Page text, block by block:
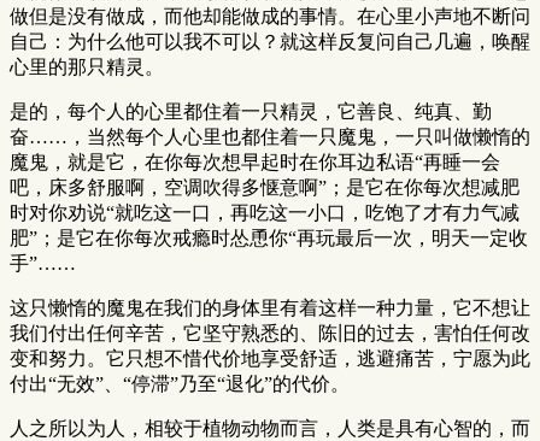
做但是没有做成，而他却能做成的事情。在心里小声地不断问
自己：为什么他可以我不可以？就这样反复问自己几遍，唤醒
心里的那只精灵。
是的，每个人的心里都住着一只精灵，它善良、纯真、勤
奋……，当然每个人心里也都住着一只魔鬼，一只叫做懒惰的
魔鬼，就是它，在你每次想早起时在你耳边私语“再睡一会
吧，床多舒服啊，空调吹得多惬意啊”；是它在你每次想减肥
时对你劝说“就吃这一口，再吃这一小口，吃饱了才有力气减
肥”；是它在你每次戒瘾时怂恿你“再玩最后一次，明天一定收
手”……
这只懒惰的魔鬼在我们的身体里有着这样一种力量，它不想让
我们付出任何辛苦，它坚守熟悉的、陈旧的过去，害怕任何改
变和努力。它只想不惜代价地享受舒适，逃避痛苦，宁愿为此
付出“无效”、“停滞”乃至“退化”的代价。
人之所以为人，相较于植物动物而言，人类是具有心智的，而